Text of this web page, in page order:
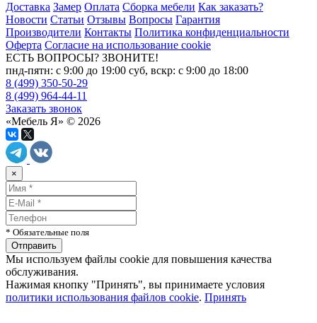
Доставка Замер Оплата Сборка мебели Как заказать?
Новости Статьи Отзывы Вопросы Гарантия
Производители Контакты Политика конфиденциальности
Оферта Согласие на использование cookie
ЕСТЬ ВОПРОСЫ? ЗВОНИТЕ!
пнд-пятн: с 9:00 до 19:00 суб, вскр: с 9:00 до 18:00
8 (499) 350-50-29
8 (499) 964-44-11
Заказать звонок
«Мебель Я» © 2026
×
* Обязательные поля
Мы используем файлы cookie для повышения качества
обслуживания.
Нажимая кнопку "Принять", вы принимаете условия
политики использования файлов cookie. Принять